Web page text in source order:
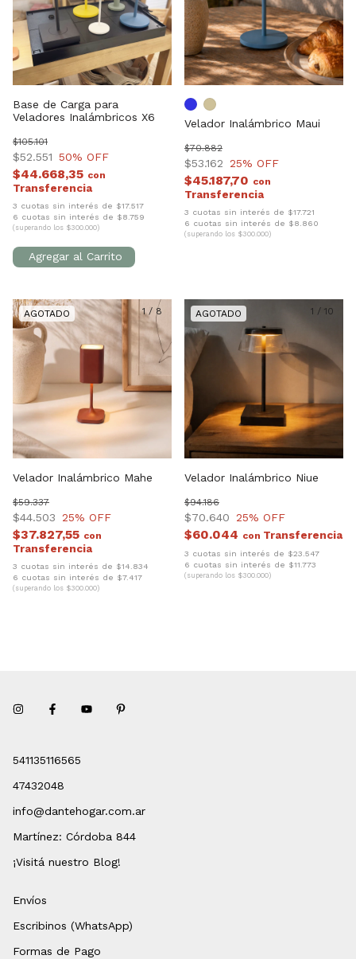
Base de Carga para
Veladores Inalámbricos X6
$52.551
$105.101
50% OFF
$44.668,35 con
3 cuotas sin interés de $17.517
6 cuotas sin interés de $8.759
(superando los $300.000)
Velador Inalámbrico Maui
$53.162
$70.882
25% OFF
$45.187,70 con
3 cuotas sin interés de $17.721
6 cuotas sin interés de $8.860
(superando los $300.000)
1/ 8
Velador Inalámbrico Mahe
$44.503
$59.337
25% OFF
$37.827,55 con
3 cuotas sin interés de $14.834
6 cuotas sin interés de $7.417
(superando los $300.000)
1 / 10
Velador Inalámbrico Niue
$70.640
$94.186
25% OFF
$60.044 con
3 cuotas sin interés de $23.547
6 cuotas sin interés de $11.773
(superando los $300.000)
541135116565
47432048
info@dantehogar.com.ar
Martínez: Córdoba 844
¡Visitá nuestro Blog!
Envíos
Escribinos (WhatsApp)
Formas de Pago